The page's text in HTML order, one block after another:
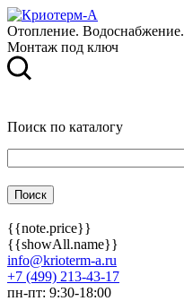
Отопление. Водоснабжение.
Монтаж под ключ
Поиск по каталогу
{{note.price}}
{{showAll.name}}
info@krioterm-a.ru
+7 (499) 213-43-17
пн-пт: 9:30-18:00